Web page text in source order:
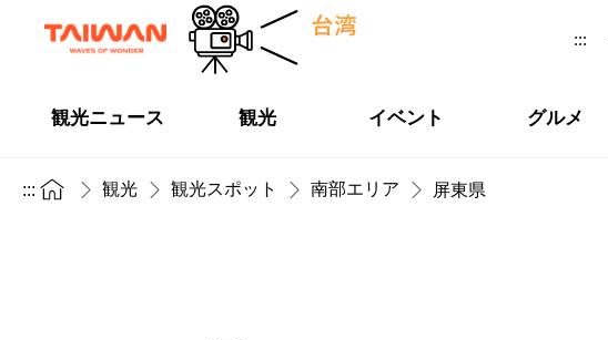
:::
観光ニュース 観光 イベント グルメ
::: 観光 観光スポット 南部エリア 屏東県